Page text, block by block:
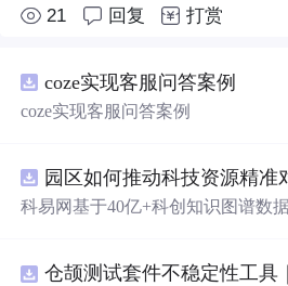
21 回复 打赏
coze实现客服问答案例
coze实现客服问答案例
科易网基于40亿+科创知识图谱数
新领域的AI+数智化解决方案，推